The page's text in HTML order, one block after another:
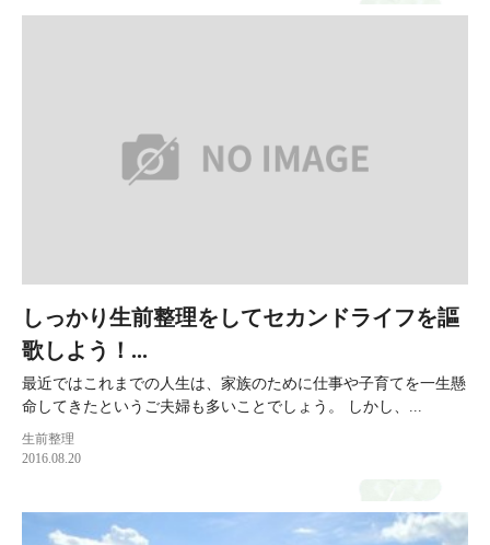
しっかり生前整理をしてセカンドライフを謳
歌しよう！...
最近ではこれまでの人生は、家族のために仕事や子育てを一生懸
命してきたというご夫婦も多いことでしょう。 しかし、...
生前整理
2016.08.20